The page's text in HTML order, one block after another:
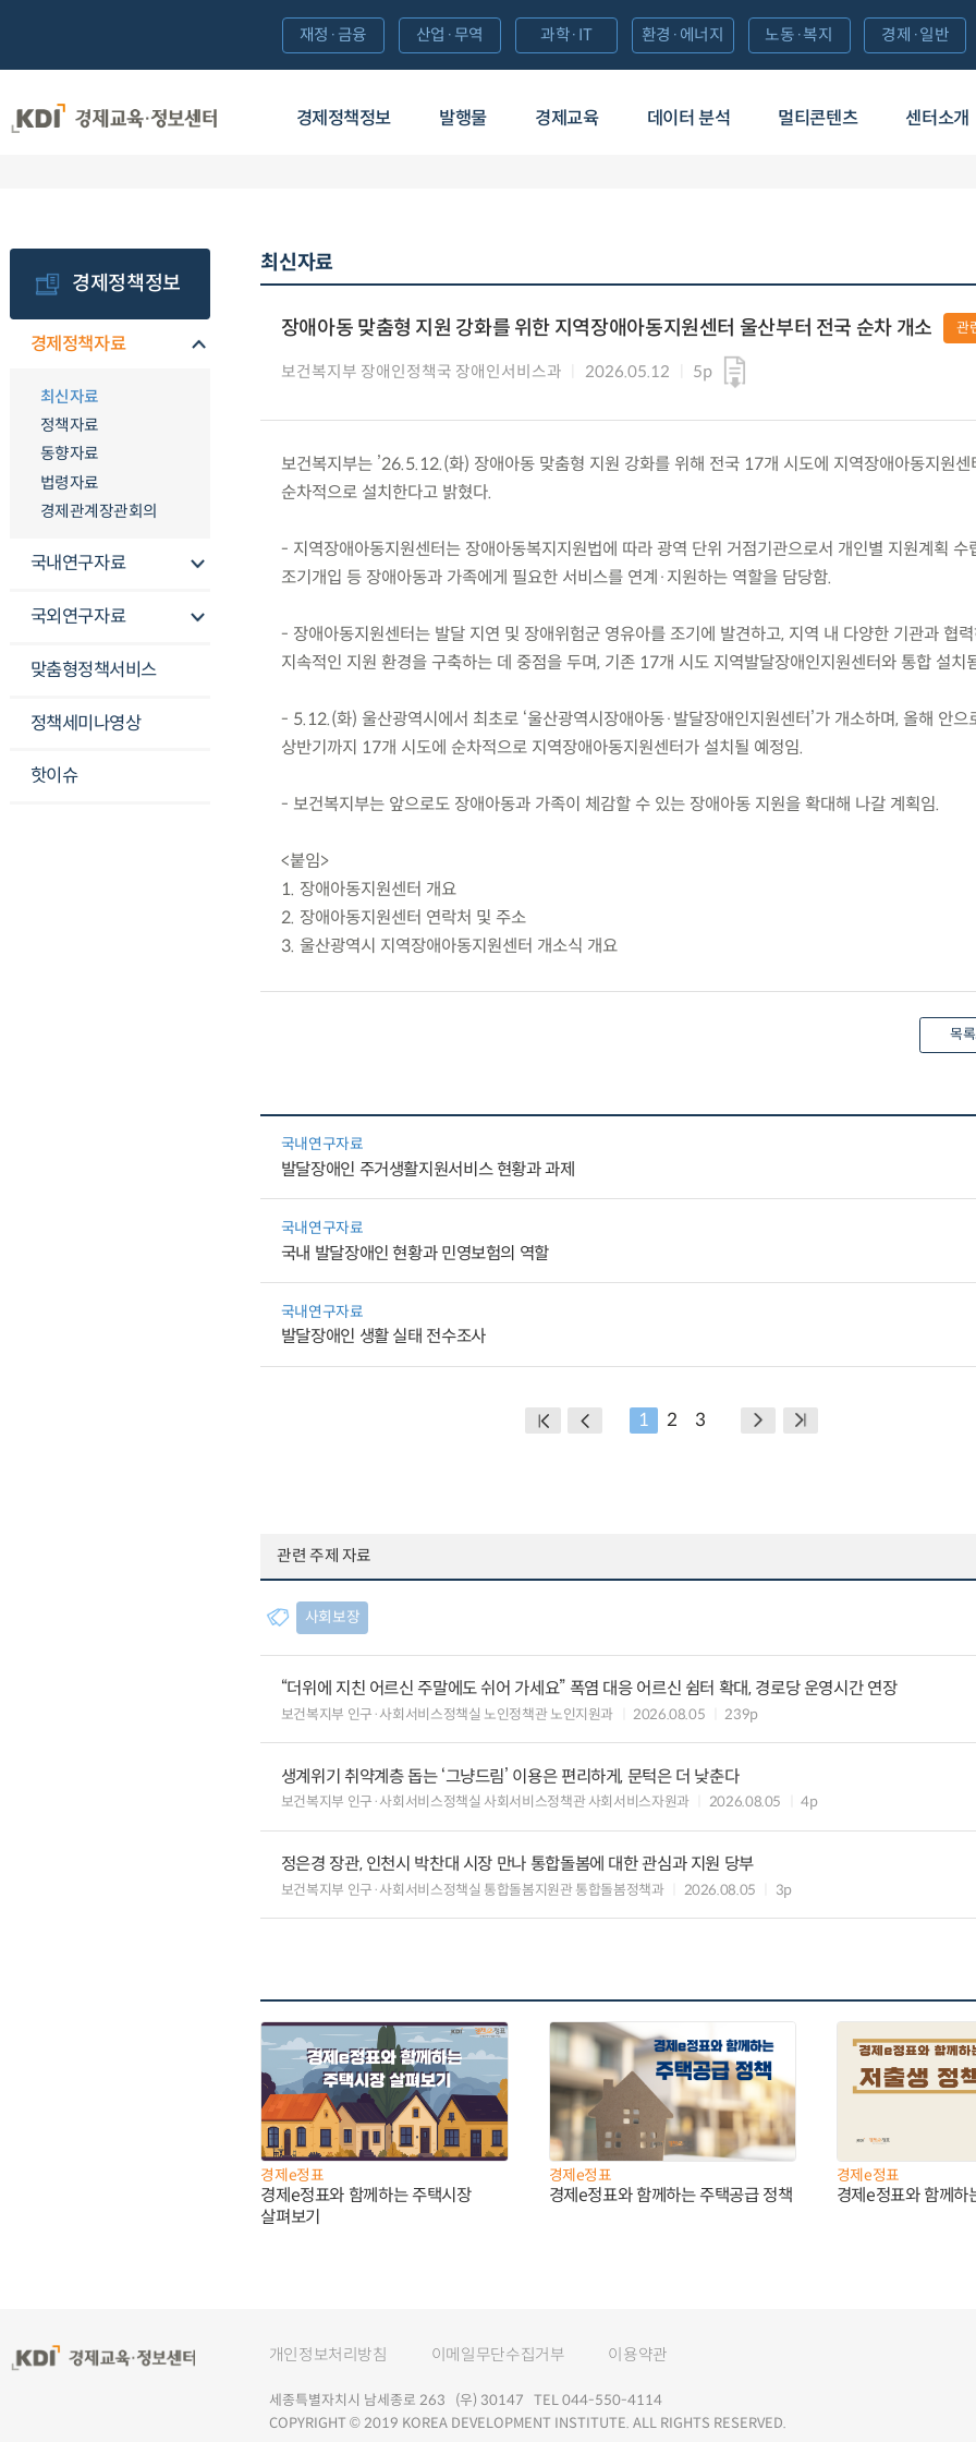
경제정책정보 발행물 경제교육 데이터 분석 멀티콘텐츠 센터소개
재정·금융 산업·무역 과학·IT 환경·에너지 노동·복지 경제·일반
경제정책정보
경제정책자료
최신자료
정책자료
동향자료
법령자료
경제관계장관회의
국내연구자료
국외연구자료
맞춤형정책서비스
정책세미나영상
핫이슈
최신자료
장애아동 맞춤형 지원 강화를 위한 지역장애아동지원센터 울산부터 전국 순차 개소
보건복지부 장애인정책국 장애인서비스과 2026.05.12 5p
관
보건복지부는 ’26.5.12.(화) 장애아동 맞춤형 지원 강화를 위해 전국 17개 시도에 지역장애아동지원센
순차적으로 설치한다고 밝혔다.
- 지역장애아동지원센터는 장애아동복지지원법에 따라 광역 단위 거점기관으로서 개인별 지원계획 수
조기개입 등 장애아동과 가족에게 필요한 서비스를 연계·지원하는 역할을 담당함.
- 장애아동지원센터는 발달 지연 및 장애위험군 영유아를 조기에 발견하고, 지역 내 다양한 기관과 협
지속적인 지원 환경을 구축하는 데 중점을 두며, 기존 17개 시도 지역발달장애인지원센터와 통합 설치
- 5.12.(화) 울산광역시에서 최초로 ‘울산광역시장애아동·발달장애인지원센터’가 개소하며, 올해 안으
상반기까지 17개 시도에 순차적으로 지역장애아동지원센터가 설치될 예정임.
- 보건복지부는 앞으로도 장애아동과 가족이 체감할 수 있는 장애아동 지원을 확대해 나갈 계획임.
<붙임>
1. 장애아동지원센터 개요
2. 장애아동지원센터 연락처 및 주소
3. 울산광역시 지역장애아동지원센터 개소식 개요
목
국내연구자료
발달장애인 주거생활지원서비스 현황과 과제
국내연구자료
국내 발달장애인 현황과 민영보험의 역할
국내연구자료
발달장애인 생활 실태 전수조사
1 2 3
관련 주제 자료
사회보장
“더위에 지친 어르신 주말에도 쉬어 가세요” 폭염 대응 어르신 쉼터 확대, 경로당 운영시간 연장
보건복지부 인구·사회서비스정책실 노인정책관 노인지원과 2026.08.05 239p
생계위기 취약계층 돕는 ‘그냥드림’ 이용은 편리하게, 문턱은 더 낮춘다
보건복지부 인구·사회서비스정책실 사회서비스정책관 사회서비스자원과 2026.08.05 4p
정은경 장관, 인천시 박찬대 시장 만나 통합돌봄에 대한 관심과 지원 당부
보건복지부 인구·사회서비스정책실 통합돌봄지원관 통합돌봄정책과 2026.08.05 3p
경제e정표
경제e정표와 함께하는 주택시장
살펴보기
경제e정표
경제e정표와 함께하는 주택공급 정책
경제e정표
경제e정표와 함께하
개인정보처리방침 이메일무단수집거부 이용약관
세종특별자치시 남세종로 263 (우) 30147 TEL 044-550-4114
COPYRIGHT © 2019 KOREA DEVELOPMENT INSTITUTE. ALL RIGHTS RESERVED.